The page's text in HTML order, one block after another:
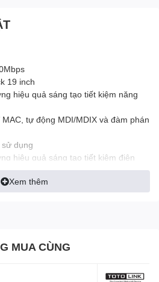
19 inch
hiệu quả sáng tạo tiết kiệm năng
tự động MDI/MDIX và đàm phán
dụng
hiệu quả sáng tạo tiết kiệm điện
Xem thêm
MUA CÙNG